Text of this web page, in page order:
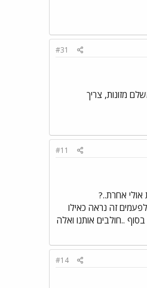
#31
מזונות, צריך
#11
אולי אחרת..?
לפעמים זה נראה כאילו
..חולבים אותנו ואלה
#14